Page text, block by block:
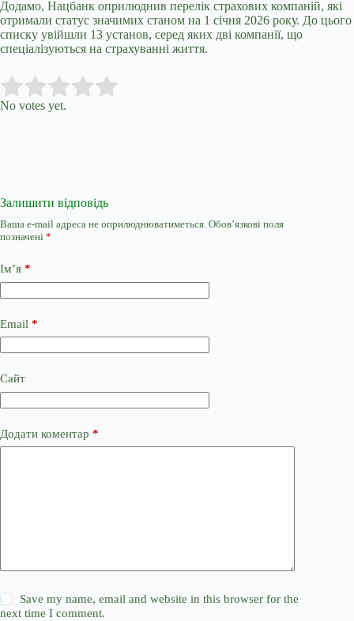
Додамо, Нацбанк оприлюднив перелік страхових компаній, які
отримали статус значимих станом на 1 січня 2026 року. До цього
списку увійшли 13 установ, серед яких дві компанії, що
спеціалізуються на страхуванні життя.
Rate this item:
No votes yet.
Залишити відповідь
Ваша e-mail адреса не оприлюднюватиметься. Обов’язкові поля
позначені *
Ім’я *
Email *
Сайт
Додати коментар *
Save my name, email and website in this browser for the
next time I comment.